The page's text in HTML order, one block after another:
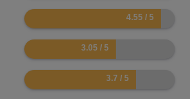
9.1
6.1
7.4